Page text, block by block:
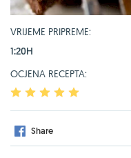
VRIJEME PRIPREME:
1:20H
OCJENA RECEPTA:
2 3 4
Share